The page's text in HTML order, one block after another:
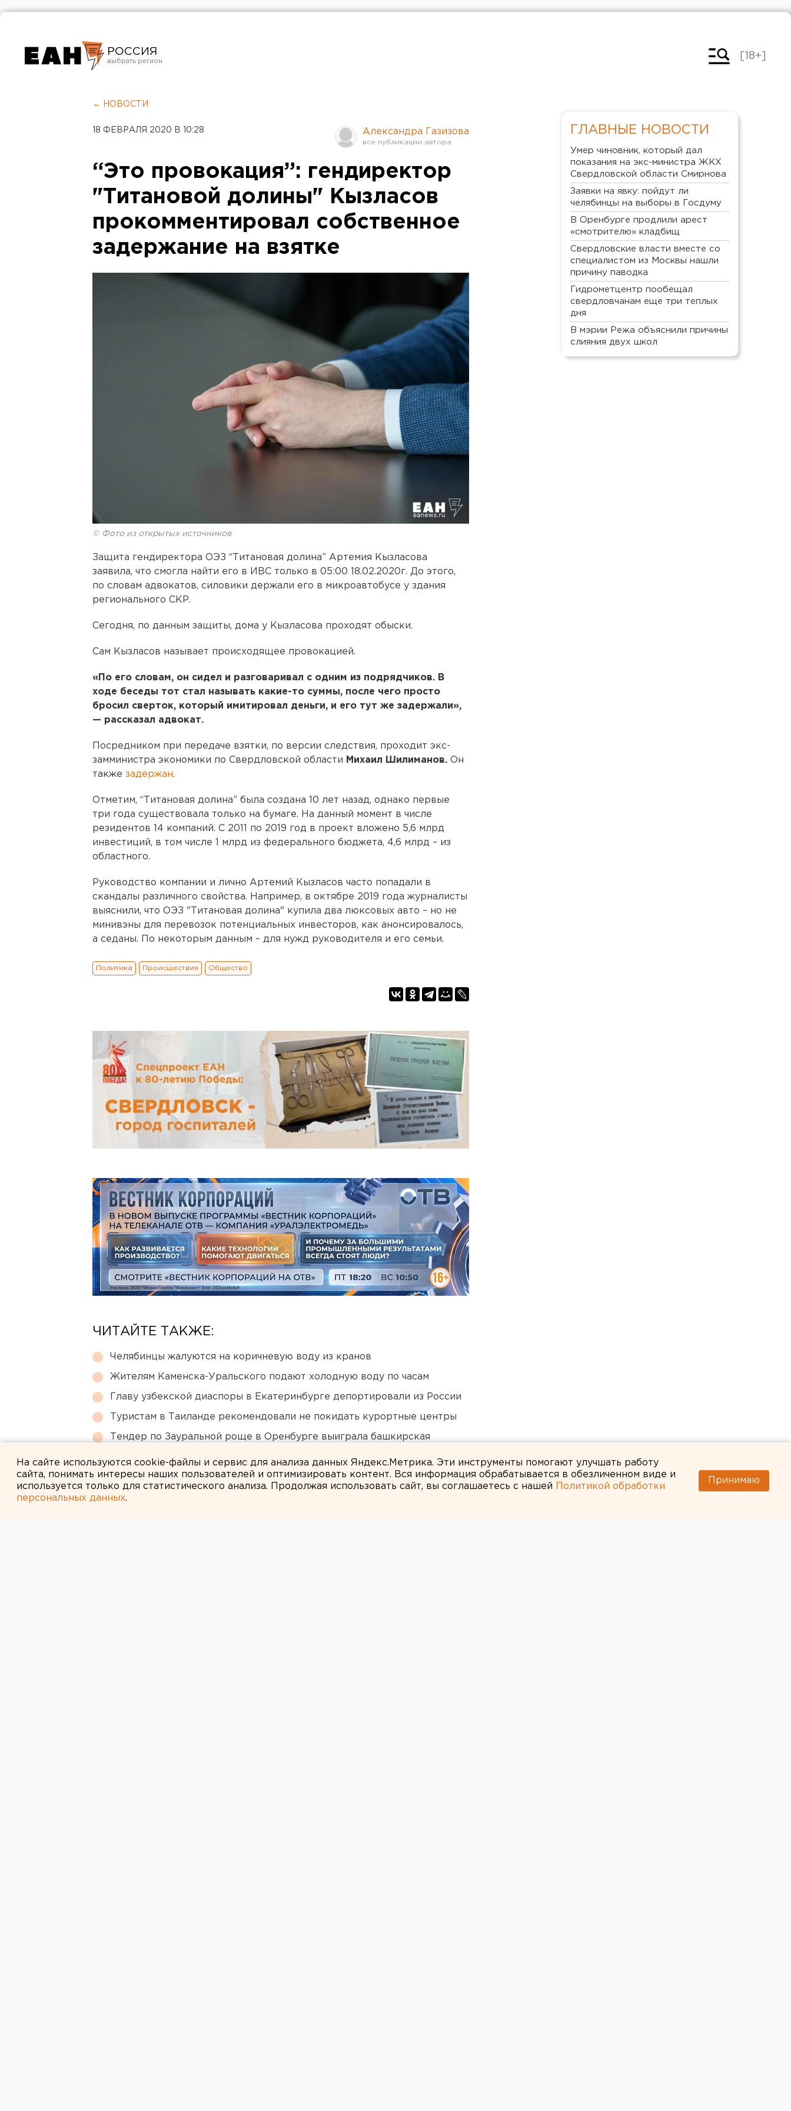
РОССИЯ
Челябинск
[18+]
← НОВОСТИ
18 ФЕВРАЛЯ 2020 В 10:28 Александра Газизова
“Это провокация”: гендиректор
"Титановой долины" Кызласов
прокомментировал собственное
задержание на взятке
© Фото из открытых источников
Защита гендиректора ОЭЗ “Титановая долина” Артемия Кызласова
заявила, что смогла найти его в ИВС только в 05:00 18.02.2020г. До этого,
по словам адвокатов, силовики держали его в микроавтобусе у здания
регионального СКР.
Сегодня, по данным защиты, дома у Кызласова проходят обыски.
Сам Кызласов называет происходящее провокацией.
«По его словам, он сидел и разговаривал с одним из подрядчиков. В
ходе беседы тот стал называть какие-то суммы, после чего просто
бросил сверток, который имитировал деньги, и его тут же задержали»,
— рассказал адвокат.
Посредником при передаче взятки, по версии следствия, проходит экс-
замминистра экономики по Свердловской области Михаил Шилиманов. Он
также задержан.
Отметим, “Титановая долина” была создана 10 лет назад, однако первые
три года существовала только на бумаге. На данный момент в числе
резидентов 14 компаний. C 2011 по 2019 год в проект вложено 5,6 млрд
инвестиций, в том числе 1 млрд из федерального бюджета, 4,6 млрд – из
областного.
Руководство компании и лично Артемий Кызласов часто попадали в
скандалы различного свойства. Например, в октябре 2019 года журналисты
выяснили, что ОЭЗ "Титановая долина" купила два люксовых авто – но не
минивэны для перевозок потенциальных инвесторов, как анонсировалось,
а седаны. По некоторым данным – для нужд руководителя и его семьи.
Политика Происшествия Общество
ЧИТАЙТЕ ТАКЖЕ:
Челябинцы жалуются на коричневую воду из кранов
Жителям Каменска-Уральского подают холодную воду по часам
Главу узбекской диаспоры в Екатеринбурге депортировали из России
Туристам в Таиланде рекомендовали не покидать курортные центры
Тендер по Зауральной роще в Оренбурге выиграла башкирская
ГЛАВНЫЕ НОВОСТИ
Умер чиновник, который дал
показания на экс-министра ЖКХ
Свердловской области Смирнова
Заявки на явку: пойдут ли
челябинцы на выборы в Госдуму
В Оренбурге продлили арест
«смотрителю» кладбищ
Свердловские власти вместе со
специалистом из Москвы нашли
причину паводка
Гидрометцентр пообещал
свердловчанам еще три теплых
дня
В мэрии Режа объяснили причины
слияния двух школ
На сайте используются cookie-файлы и сервис для анализа данных Яндекс.Метрика. Эти инструменты помогают улучшать работу
сайта, понимать интересы наших пользователей и оптимизировать контент. Вся информация обрабатывается в обезличенном виде и
используется только для статистического анализа. Продолжая использовать сайт, вы соглашаетесь с нашей
Политикой обработки
персональных данных.
Принимаю